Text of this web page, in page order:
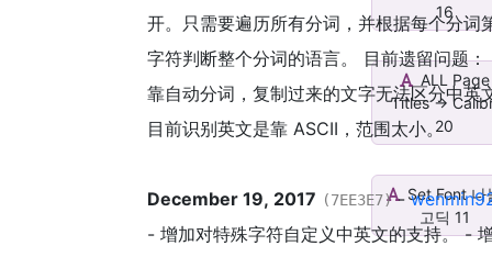
开。只需要遍历所有分词，并根据每个分词
字符判断整个分词的语言。 目前遗留问题：
靠自动分词，复制过来的文字无法区分中英
目前识别英文是靠 ASCII，范围太小。
December 19, 2017 (7EE3E7)-
- 增加对特殊字符自定义中英文的支持。 -
16
ALL Page
Titles ->
20
Set Font 나
고딕 11